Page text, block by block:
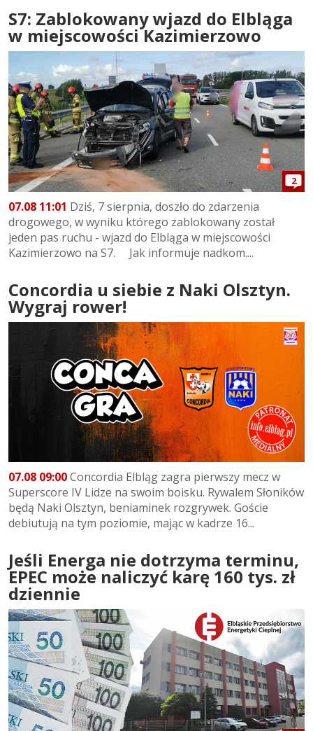
S7: Zablokowany wjazd do Elbląga
w miejscowości Kazimierzowo
2
07.08 11:01 Dziś, 7 sierpnia, doszło do zdarzenia
drogowego, w wyniku którego zablokowany został
jeden pas ruchu - wjazd do Elbląga w miejscowości
Kazimierzowo na S7. Jak informuje nadkom....
Concordia u siebie z Naki Olsztyn.
Wygraj rower!
07.08 09:00Concordia Elbląg zagra pierwszy mecz w
Superscore IV Lidze na swoim boisku. Rywalem Słoników
będą Naki Olsztyn, beniaminek rozgrywek. Goście
debiutują na tym poziomie, mając w kadrze 16...
Jeśli Energa nie dotrzyma terminu,
EPEC może naliczyć karę 160 tys. zł
dziennie